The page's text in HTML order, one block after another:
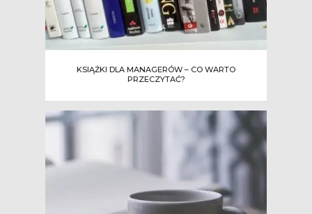
KSIĄŻKI DLA MANAGERÓW – CO WARTO
PRZECZYTAĆ?